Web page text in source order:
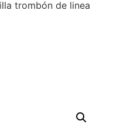
trombón de linea